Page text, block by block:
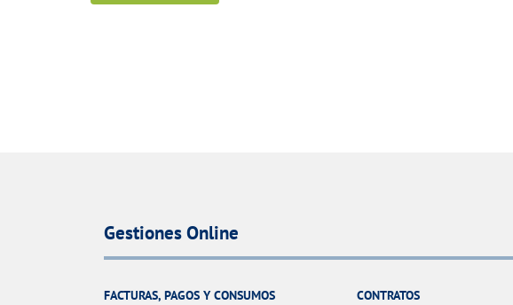
Gestiones Online
FACTURAS, PAGOS Y CONSUMOS
CONTRATOS